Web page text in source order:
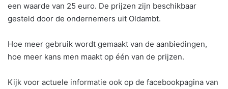
een waarde van 25 euro. De prijzen zijn beschikbaar
gesteld door de ondernemers uit Oldambt.
Hoe meer gebruik wordt gemaakt van de aanbiedingen,
hoe meer kans men maakt op één van de prijzen.
Kijk voor actuele informatie ook op de facebookpagina van